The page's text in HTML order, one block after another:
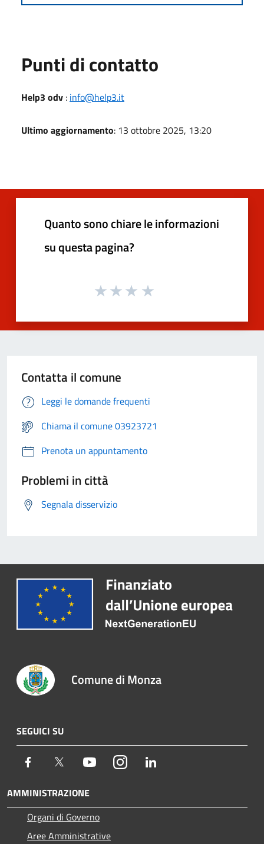
Punti di contatto
Help3 odv : info@help3.it
Ultimo aggiornamento: 13 ottobre 2025, 13:20
Quanto sono chiare le informazioni
su questa pagina?
Contatta il comune
Leggi le domande frequenti
Chiama il comune 03923721
Prenota un appuntamento
Problemi in città
Segnala disservizio
Comune di Monza
SEGUICI SU
Facebook Twitter YoutubeInstagram
AMMINISTRAZIONE
Organi di Governo
Aree Amministrative